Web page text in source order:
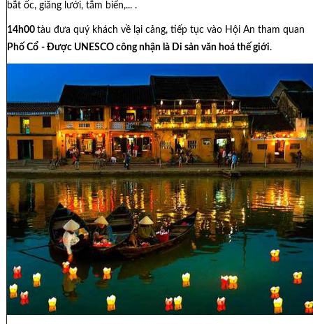
bắt ốc, giăng lưới, tắm biển,... .
14h00 tàu đưa quý khách về lại cảng, tiếp tục vào Hội An tham quan
Phố Cổ - Được UNESCO công nhận là Di sản văn hoá thế giới.